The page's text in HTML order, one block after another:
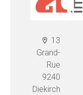
13
Grand-
Rue
9240
Diekirch